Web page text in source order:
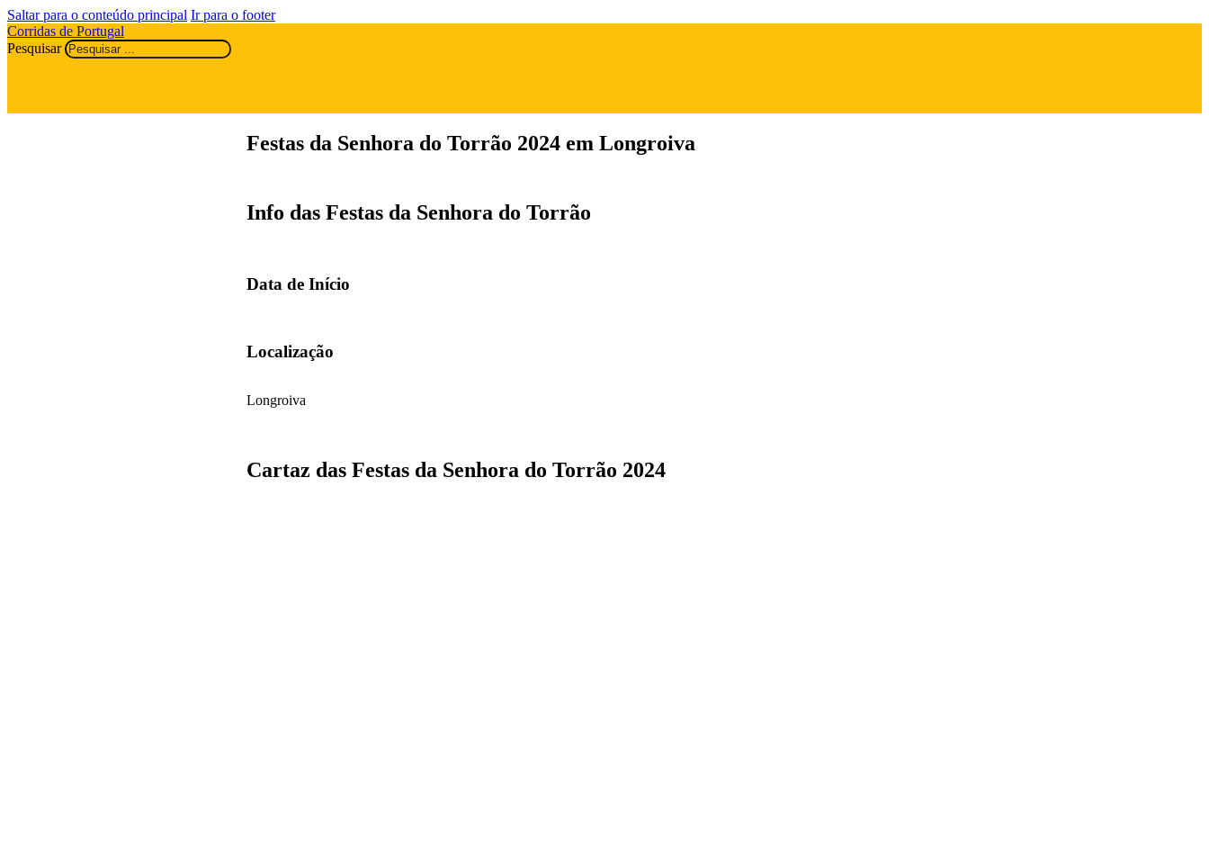
Saltar para o conteúdo principal Ir para o footer
Corridas de Portugal
Pesquisar
Festas da Senhora do Torrão 2024 em Longroiva
Info das Festas da Senhora do Torrão
Data de Início
Localização
Longroiva
Cartaz das Festas da Senhora do Torrão 2024